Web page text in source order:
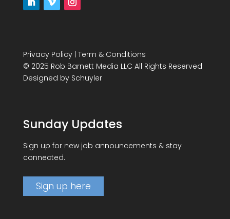
Privacy Policy| Term & Conditions
© 2025 Rob Barnett Media LLC All Rights Reserved
Designed by Schuyler
Sunday Updates
Sign up for new job announcements & stay
connected.
Sign up here